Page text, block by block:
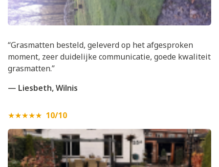
“Grasmatten besteld, geleverd op het afgesproken
moment, zeer duidelijke communicatie, goede kwaliteit
grasmatten.”
— Liesbeth, Wilnis
★★★★★ 10/10